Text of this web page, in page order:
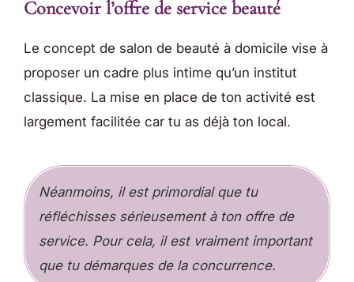
Concevoir l’offre de service beauté
Le concept de salon de beauté à domicile vise à
proposer un cadre plus intime qu’un institut
classique. La mise en place de ton activité est
largement facilitée car tu as déjà ton local.
Néanmoins, il est primordial que tu
réfléchisses sérieusement à ton offre de
service. Pour cela, il est vraiment important
que tu démarques de la concurrence.